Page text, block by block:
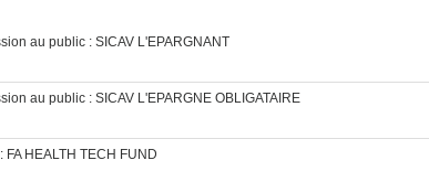
au public : SICAV L'EPARGNANT
au public : SICAV L'EPARGNE OBLIGATAIRE
HEALTH TECH FUND